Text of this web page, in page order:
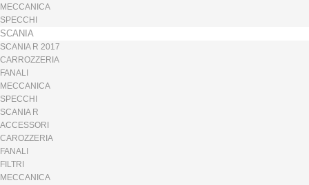
MECCANICA
SPECCHI
SCANIA
SCANIA R 2017
CARROZZERIA
FANALI
MECCANICA
SPECCHI
SCANIA R
ACCESSORI
CAROZZERIA
FANALI
FILTRI
MECCANICA